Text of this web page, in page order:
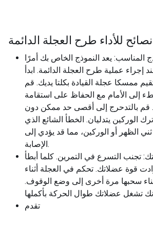
نصائح للأداء طرح العجلة الدائمة
المناسب: يعد النموذج الخاص بك أمرًا
إجراء عملية طرح العجلة الدائمة. ابدأ
ممسكا عجلة القيادة بكلتا يديك. قم
إلى الأمام مع الحفاظ على استقامة
بالتدحرج إلى أقصى حد ممكن دون
الوركين يتدليان. الخطأ الشائع الذي
الظهر أو الوركين، مما قد يؤدي إلى
الإصابة.
تجنب التسرع في التمرين. كلما أبطأ
قوة عضلاتك. تحكم في العجلة أثناء
سحبها مرة أخرى إلى وضع الوقوف.
تقدم